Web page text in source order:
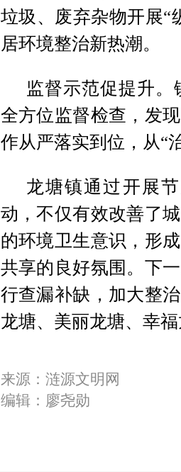
垃圾、废弃杂物开展“
居环境整治新热潮。
监督示范促提升
全方位监督检查，发
作从严落实到位，从“
龙塘镇通过开展
动，不仅有效改善了
的环境卫生意识，形
共享的良好氛围。下
行查漏补缺，加大整
龙塘、美丽龙塘、幸
来源：涟源文明网
编辑：廖尧勋